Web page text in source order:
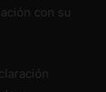
con su